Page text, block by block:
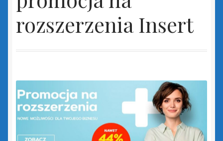
Insert GT
Gestor GT
Gratyfikant GT
rozszerzenia Insert